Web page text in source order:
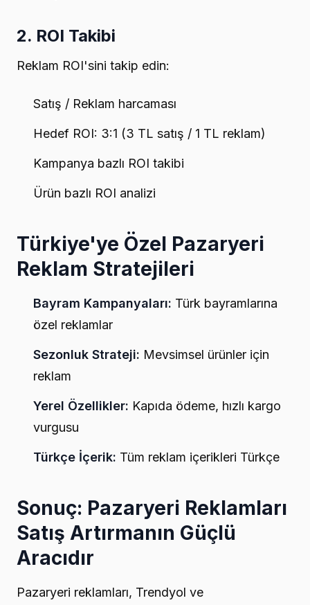
2. ROI Takibi
Reklam ROI'sini takip edin:
Satış / Reklam harcaması
Hedef ROI: 3:1 (3 TL satış / 1 TL reklam)
Kampanya bazlı ROI takibi
Ürün bazlı ROI analizi
Türkiye'ye Özel Pazaryeri
Reklam Stratejileri
Bayram Kampanyaları: Türk bayramlarına
özel reklamlar
Sezonluk Strateji: Mevsimsel ürünler için
reklam
Yerel Özellikler: Kapıda ödeme, hızlı kargo
vurgusu
Türkçe İçerik: Tüm reklam içerikleri Türkçe
Sonuç: Pazaryeri Reklamları
Satış Artırmanın Güçlü
Aracıdır
Pazaryeri reklamları, Trendyol ve